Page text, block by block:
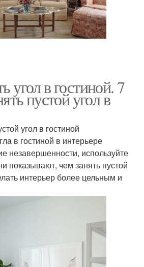
угол в гостиной. 7
пустой угол в
угол в гостиной
в гостиной в интерьере
незавершенности, используйте
показывают, чем занять пустой
интерьер более цельным и